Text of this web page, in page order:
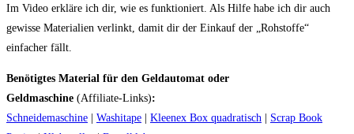
Im Video erkläre ich dir, wie es funktioniert. Als Hilfe habe ich dir auch
gewisse Materialien verlinkt, damit dir der Einkauf der „Rohstoffe“
einfacher fällt.
Benötigtes Material für den Geldautomat oder
Geldmaschine (Affiliate-Links):
Schneidemaschine
Washitape Kleenex Box quadratisch
Scrap Book